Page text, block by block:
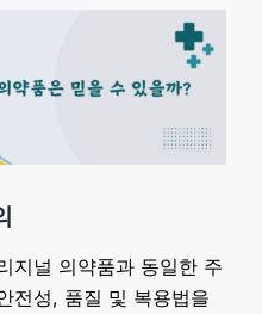
지널 의약품과 동일한 주
전성, 품질 및 복용법을